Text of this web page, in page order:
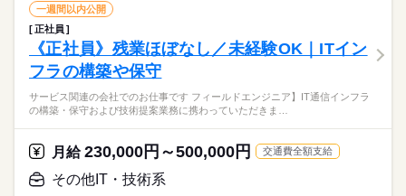
業界 サービス関連
”残業少なめ” ”土日休み”など、理想の働き方を実現しましょう☆
アプリでの研修やWEB講座など、充実の制度をご用意♪パソコン
スキルをはじめ、専門知識などの習得もでき、キャリアアップ
も可能です！
お仕事の特徴
無料アプリで手軽に学べます。 さらに働く場所も… 大手・有名
企業や公的機関、大学 ベンチャーやアットホームな会社 などい
ろんな分野があります。 ------ ▼他にこんなお仕事もあり▼ ＊人
気！公的機関での事務 ＊不動産会社でのデータ入力 ＊大手メー
カーでのOA事務 ＊駅直結！製菓製品の在庫管理 etc…
応募資格
＜こんな人にオススメ＞ ◆仕事とプライベートどちらも充実さ
◆フルタイム・長期で働きたい方 ◆スキルUPを図りたい方etc
「派遣で働くのが初めて」の方も大歓迎♪ 丁寧にご説明しますの
予定派遣」のお仕事もあります。 希望の働き方を教えて下さい
給与 時給 1,050円～1,220円
多い年齢層
男女の割合 男性 女性
業界 サービス関連
”残業少なめ” ”土日休み”など、理想の働き方を実現しましょう☆
職種 データ入力・タイピング
☆☆★★ 大手企業でのデータ入力 ★★☆☆ 仕事も大切だけど、
自分の時間も大事にしたい。 そんな働き方を応援！ 残業少なめ
や土日休みの職場が多いので 仕事帰りに習い事、家でまった
り…など 平日もゆとりをもてます。 今までの経験やスキルより
「やってみたい！」 を大切にしているので未経験者も大歓迎。
無料アプリで手軽に学べます。 さらに働く場所も… 大手・有名
企業や公的機関、大学 ベンチャーやアットホームな会社 などい
ろんな分野があります。 ------ ▼他にこんなお仕事もあり▼ ＊人
気！公的機関での事務 ＊不動産会社でのデータ入力 ＊大手メー
カーでのOA事務 ＊駅直結！製菓製品の在庫管理 etc…
続きを読む
応募資格
＜こんな人にオススメ＞ ◆仕事とプライベートどちらも充実さ
一週間以内公開
正社員
《正社員》残業ほぼなし／未経験OK｜ITイン
フラの構築や保守
サービス関連の会社でのお仕事です フィールドエンジニア】IT通信インフラ
の構築・保守および技術提案業務に携わっていただきま…
月給230,000円～500,000円 交通費全額支給
その他IT・技術系